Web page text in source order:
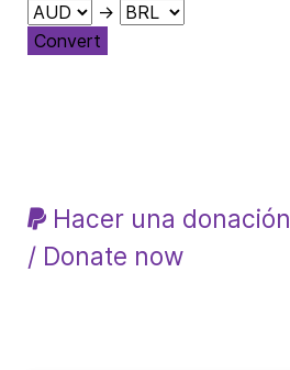
→
Convert
Hacer una donación
/ Donate now